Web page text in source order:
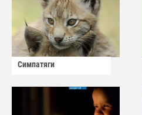
Симпатяги